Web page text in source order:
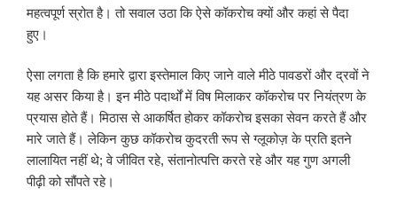
महत्वपूर्ण स्रोत है। तो सवाल उठा कि ऐसे कॉकरोच क्यों और कहां से पैदा
हुए।
ऐसा लगता है कि हमारे द्वारा इस्तेमाल किए जाने वाले मीठे पावडरों और द्रवों ने
यह असर किया है। इन मीठे पदार्थों में विष मिलाकर कॉकरोच पर नियंत्रण के
प्रयास होते हैं। मिठास से आकर्षित होकर कॉकरोच इसका सेवन करते हैं और
मारे जाते हैं। लेकिन कुछ कॉकरोच कुदरती रूप से ग्लूकोज़ के प्रति इतने
लालायित नहीं थे; वे जीवित रहे, संतानोत्पत्ति करते रहे और यह गुण अगली
पीढ़ी को सौंपते रहे।